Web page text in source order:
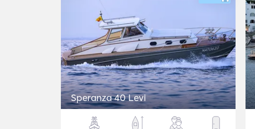
Speranza 40 Levi